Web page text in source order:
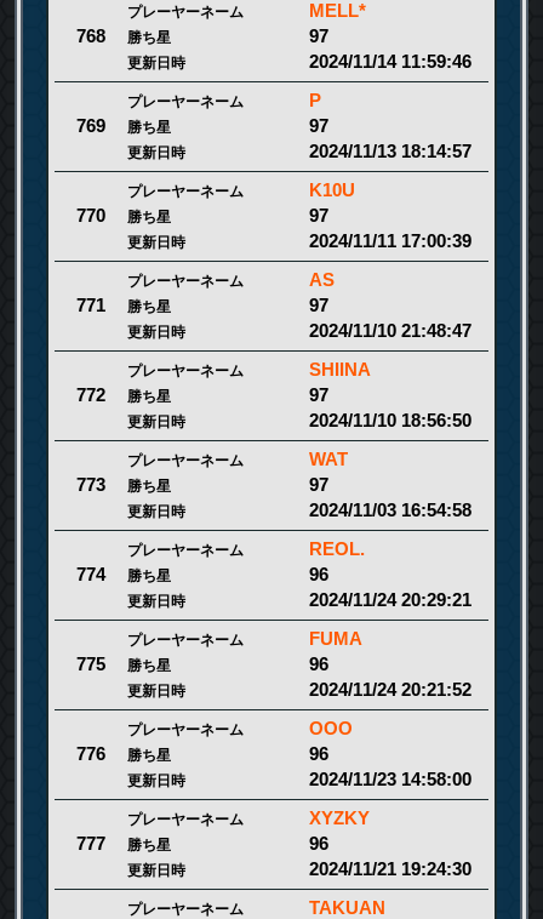
768
プレーヤーネーム MELL*
勝ち星 97
更新日時 2024/11/14 11:59:46
769
プレーヤーネーム P
勝ち星 97
更新日時 2024/11/13 18:14:57
770
プレーヤーネーム K10U
勝ち星 97
更新日時 2024/11/11 17:00:39
771
プレーヤーネーム AS
勝ち星 97
更新日時 2024/11/10 21:48:47
772
プレーヤーネーム SHIINA
勝ち星 97
更新日時 2024/11/10 18:56:50
773
プレーヤーネーム WAT
勝ち星 97
更新日時 2024/11/03 16:54:58
774
プレーヤーネーム REOL.
勝ち星 96
更新日時 2024/11/24 20:29:21
775
プレーヤーネーム FUMA
勝ち星 96
更新日時 2024/11/24 20:21:52
776
プレーヤーネーム OOO
勝ち星 96
更新日時 2024/11/23 14:58:00
777
プレーヤーネーム XYZKY
勝ち星 96
更新日時 2024/11/21 19:24:30
プレーヤーネーム TAKUAN